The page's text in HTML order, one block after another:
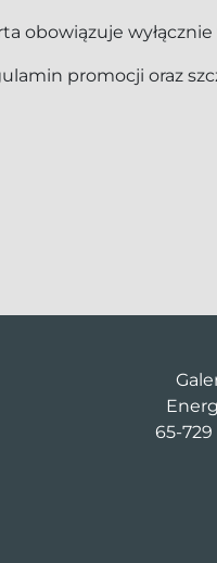
obowiązuje
promocji oraz
65-729